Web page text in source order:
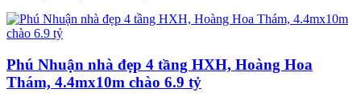
Phú Nhuận nhà đẹp 4 tầng HXH, Hoàng Hoa
Thám, 4.4mx10m chào 6.9 tỷ